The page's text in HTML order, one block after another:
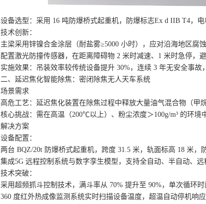
设备选型：采用 16 吨防爆桥式起重机，防爆标志Ex d IIB T4，
技术创新：
主梁采用锌镍合金涂层（耐盐雾≥5000 小时），应对沿海地区腐蚀
配置激光防撞传感器，在距离障碍物 2 米时减速、1 米时急停，避
实施效果：吊装效率较传统设备提升 30%，连续 3 年无安全事故
二、延迟焦化智能除焦：密闭除焦无人天车系统
场景需求
高危工艺：延迟焦化装置在除焦过程中释放大量油气混合物（甲
核心挑战：需在高温（200℃以上）、粉尘浓度＞100g/m³ 的环境
解决方案
设备配置：
两台 BQZ/20t 防爆桥式起重机，跨度 31.5 米，轨面标高 18 米，
集成5G 远程控制系统与数字孪生模型，支持全自动、半自动、远
技术突破：
采用超频抓斗控制技术，满斗率从 70% 提升至 90%，单次循环时
360 度红外热成像监测系统实时扫描设备温度，超温自动停机响应